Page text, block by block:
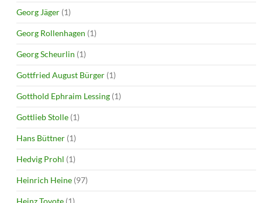
Georg Jäger (1)
Georg Rollenhagen (1)
Georg Scheurlin (1)
Gottfried August Bürger (1)
Gotthold Ephraim Lessing (1)
Gottlieb Stolle (1)
Hans Büttner (1)
Hedvig Prohl (1)
Heinrich Heine (97)
Heinz Tovote (1)